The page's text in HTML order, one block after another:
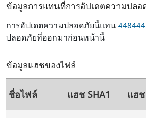
ข้อมูลการแทนที่การอัปเดตความปลอ
การอัปเดตความปลอดภัยนี้แทน
ปลอดภัยที่ออกมาก่อนหน้านี้
ข้อมูลแฮชของไฟล์
ชื่อไฟล์ แฮช SHA1 แฮช